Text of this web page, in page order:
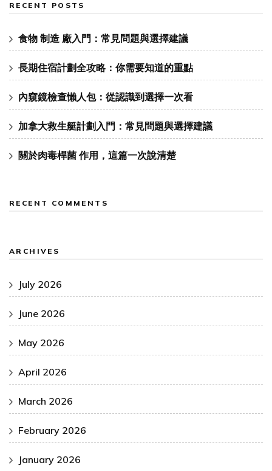
RECENT POSTS
食物 制造 廠入門：常見問題與選擇建議
長期住宿計劃全攻略：你需要知道的重點
內窺鏡檢查懶人包：從認識到選擇一次看
加拿大救生艇計劃入門：常見問題與選擇建議
關於肉毒桿菌 作用，這篇一次說清楚
RECENT COMMENTS
ARCHIVES
July 2026
June 2026
May 2026
April 2026
March 2026
February 2026
January 2026